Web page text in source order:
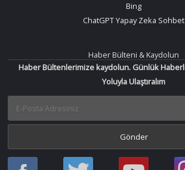
Bing
ChatGPT Yapay Zeka Sohbet
Haber Bülteni & Kaydolun
Haber Bültenlerimize kaydolun. Günlük
Yoluyla Ulaştıralım
Haber
Haber
Bir